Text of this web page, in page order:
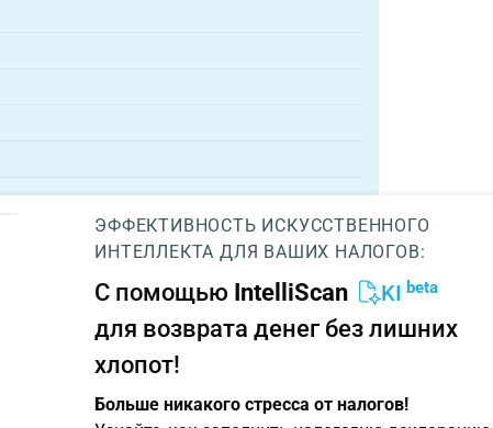
ЭФФЕКТИВНОСТЬ ИСКУССТВЕННОГО
ИНТЕЛЛЕКТА ДЛЯ ВАШИХ НАЛОГОВ:
С помощью IntelliScan KI beta
для возврата денег без лишних
хлопот!
Больше никакого стресса от налогов!